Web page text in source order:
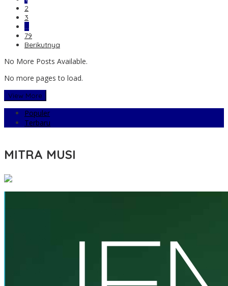
2
3
…
79
Berikutnya
No More Posts Available.
No more pages to load.
View More
Populer
Terbaru
MITRA MUSI